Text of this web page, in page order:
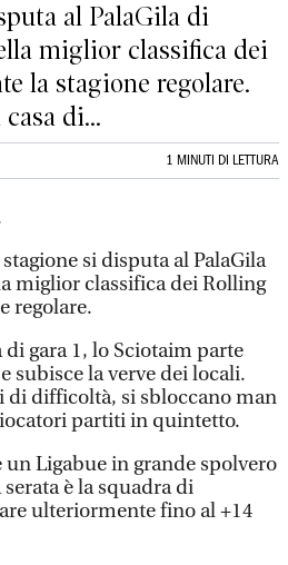
al PalaGila di
miglior classifica dei
la stagione regolare.
di...
1 MINUTI DI LETTURA
si disputa al PalaGila
miglior classifica dei Rolling
regolare.
gara 1, lo Sciotaim parte
subisce la verve dei locali.
difficoltà, si sbloccano man
partiti in quintetto.
Ligabue in grande spolvero
è la squadra di
ulteriormente fino al +14